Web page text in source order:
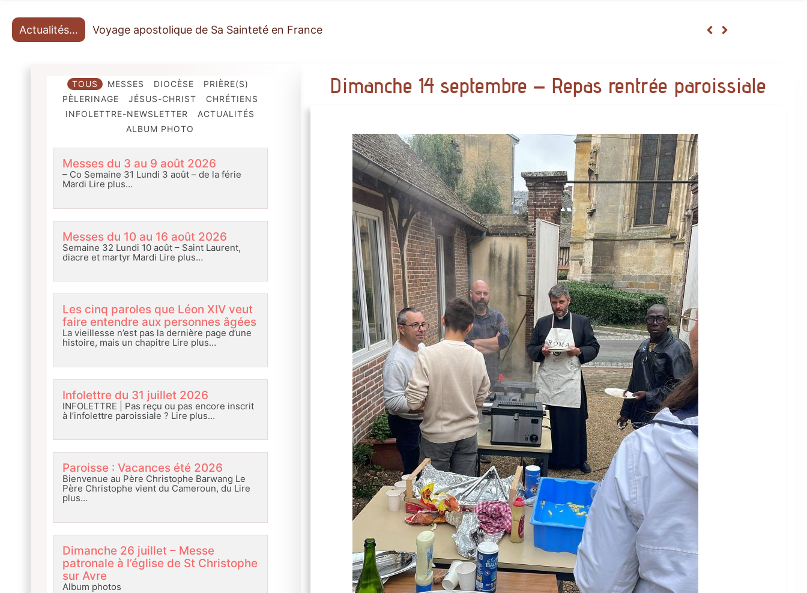
Actualités… Voyage apostolique de Sa Sainteté en France
Pèlerinage diocèsain à Lourdes 2026
TOUS MESSES DIOCÈSE
PRIÈRE(S)
PÈLERINAGE
JÉSUS-CHRIST
CHRÉTIENS
INFOLETTRE-NEWSLETTER
ACTUALITÉS
ALBUM PHOTO
Messes du 3 au 9 août 2026
– Co Semaine 31 Lundi 3 août – de la férie
Mardi Lire plus…
Messes du 10 au 16 août 2026
Semaine 32 Lundi 10 août – Saint Laurent,
diacre et martyr Mardi Lire plus…
Les cinq paroles que Léon XIV veut
faire entendre aux personnes âgées
La vieillesse n’est pas la dernière page d’une
histoire, mais un chapitre Lire plus…
Infolettre du 31 juillet 2026
INFOLETTRE | Pas reçu ou pas encore inscrit
à l’infolettre paroissiale ? Lire plus…
Paroisse : Vacances été 2026
Bienvenue au Père Christophe Barwang Le
Père Christophe vient du Cameroun, du Lire
plus…
Dimanche 26 juillet – Messe
patronale à l’église de St Christophe
sur Avre
Album photos
Dimanche 14 septembre – Repas rentrée paroissiale